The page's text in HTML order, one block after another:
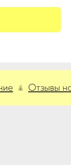
Отзывы наших